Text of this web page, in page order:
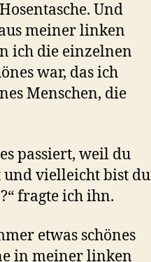
Und
meiner linken
ich die einzelnen
war, das ich
Menschen, die
passiert, weil du
und vielleicht bist du
fragte ich ihn.
etwas schönes
in meiner linken